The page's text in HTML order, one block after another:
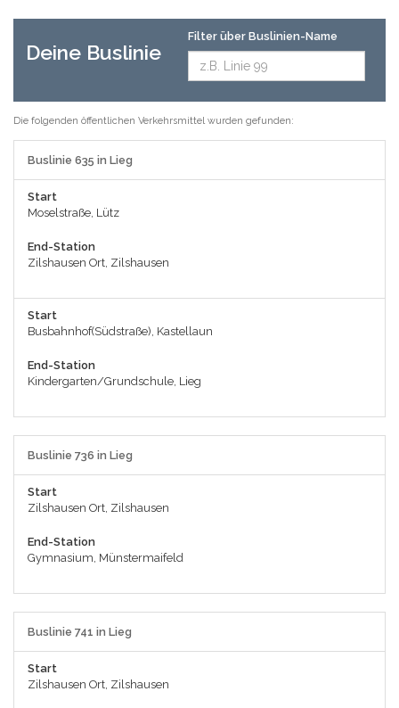
Deine Buslinie
Filter über Buslinien-Name
Die folgenden öffentlichen Verkehrsmittel wurden gefunden:
Buslinie 635 in Lieg
Start
Moselstraße, Lütz
End-Station
Zilshausen Ort, Zilshausen
Start
Busbahnhof(Südstraße), Kastellaun
End-Station
Kindergarten/Grundschule, Lieg
Buslinie 736 in Lieg
Start
Zilshausen Ort, Zilshausen
End-Station
Gymnasium, Münstermaifeld
Buslinie 741 in Lieg
Start
Zilshausen Ort, Zilshausen